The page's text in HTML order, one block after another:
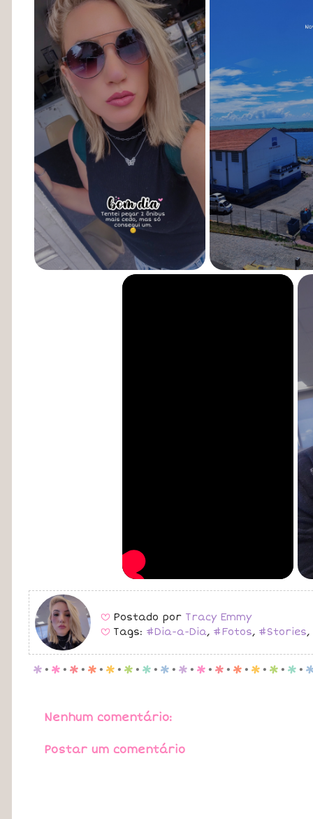
B Postado por Tracy Emmy
B Tags: #Dia-a-Dia, #Fotos, #Stories,
p . p . p . p . p . p . p . p . p . p . p . p . p . p . p .
Nenhum comentário:
Postar um comentário